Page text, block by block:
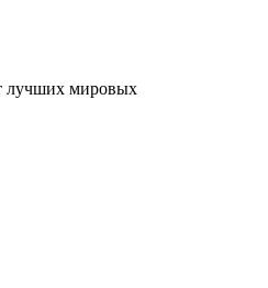
лучших мировых